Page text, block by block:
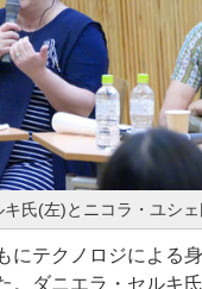
キ氏(左)とニコラ・ユシ
にテクノロジによる
。ダニエラ・セルキ